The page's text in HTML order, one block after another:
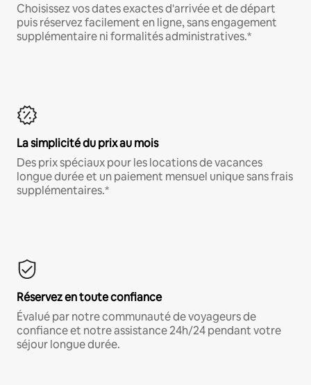
Choisissez vos dates exactes d'arrivée et de départ
puis réservez facilement en ligne, sans engagement
supplémentaire ni formalités administratives.*
La simplicité du prix au mois
Des prix spéciaux pour les locations de vacances
longue durée et un paiement mensuel unique sans frais
supplémentaires.*
Réservez en toute confiance
Évalué par notre communauté de voyageurs de
confiance et notre assistance 24h/24 pendant votre
séjour longue durée.